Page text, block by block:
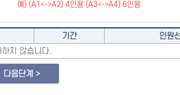
예) (A1<->A2) 4인용 (A3<->A4) 6인용
기간 인원
지 않습니다.
다음단계 >